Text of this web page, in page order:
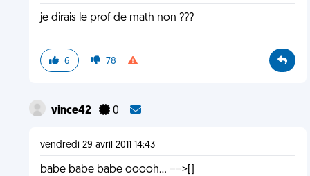
je dirais le prof de math non ???
6 78
vince42 0
vendredi 29 avril 2011 14:43
babe babe babe ooooh... ==>[]